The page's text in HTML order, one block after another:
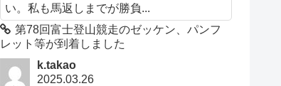
い。私も馬返しまでが勝負...
第78回富士登山競走のゼッケン、パンフ
レット等が到着しました
k.takao
2025.03.26